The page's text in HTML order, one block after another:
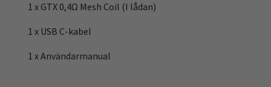
1 x GTX 0,4Ω Mesh Coil (I lådan)
1 x USB C-kabel
1 x Användarmanual